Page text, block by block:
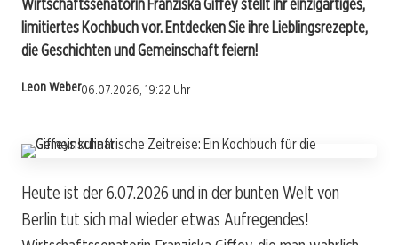
limitiertes Kochbuch vor. Entdecken Sie ihre Lieblingsrezepte,
die Geschichten und Gemeinschaft feiern!
Leon Weber06.07.2026, 19:22 Uhr
Heute ist der 6.07.2026 und in der bunten Welt von
Berlin tut sich mal wieder etwas Aufregendes!